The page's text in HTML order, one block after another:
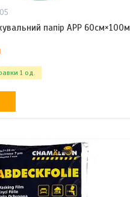
папір APP 60см×100м
1 од.